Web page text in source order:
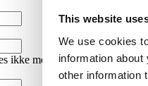
This website
We use cookies
information
other information
ikke med andre end din